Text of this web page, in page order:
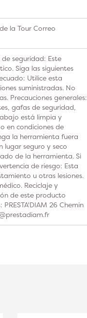
la Tour Correo
seguridad: Este
Siga las siguientes
Utilice esta
suministradas. No
Precauciones generales:
gafas de seguridad,
está limpia y
en condiciones de
la herramienta fuera
lugar seguro y seco
de la herramienta. Si
de riesgo: Esta
u otras lesiones.
Reciclaje y
de este producto
26 Chemin